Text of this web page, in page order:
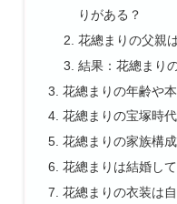
りがある？
花總まりの父親
結果：花總まり
花總まりの年齢や
花總まりの宝塚時
花總まりの家族構
花總まりは結婚し
花總まりの衣装は